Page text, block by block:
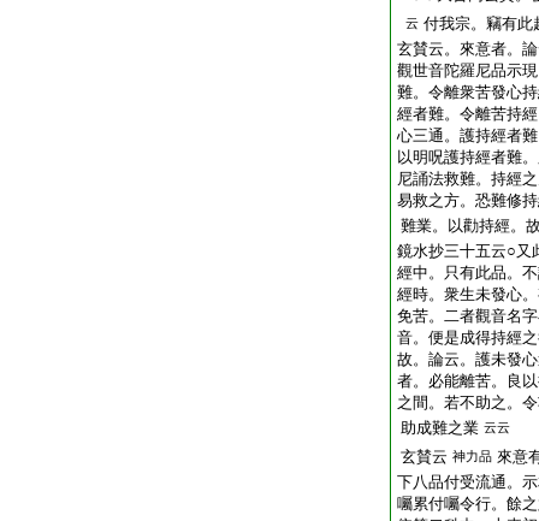
云 付我宗。竊有此
玄賛云。來意者。
觀世音陀羅尼品示
難。令離衆苦發心
經者難。令離苦持
心三通。護持經者
以明呪護持經者難
尼誦法救難。持經
易救之方。恐難修
難業。以勸持經。
鏡水抄三十五云○又
經中。只有此品。
經時。衆生未發心
免苦。二者觀音名
音。便是成得持經
故。論云。護未發
者。必能離苦。良
之間。若不助之。
助成難之業 云云
玄賛云 神力品 來意
下八品付受流通。
囑累付囑令行。餘